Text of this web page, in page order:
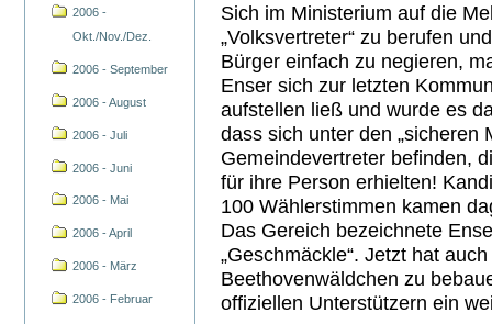
2006 -
Okt./Nov./Dez.
2006 - September
2006 - August
2006 - Juli
2006 - Juni
2006 - Mai
2006 - April
2006 - März
2006 - Februar
Sich im Ministerium auf die
„Volksvertreter“ zu berufen
Bürger einfach zu negieren,
Enser sich zur letzten
aufstellen ließ und wurde es
dass sich unter den „sicheren
Gemeindevertreter befinden,
für ihre Person erhielten!
100 Wählerstimmen kamen
Das Gereich bezeichnete
„Geschmäckle“. Jetzt hat
Beethovenwäldchen zu
offiziellen Unterstützern ein